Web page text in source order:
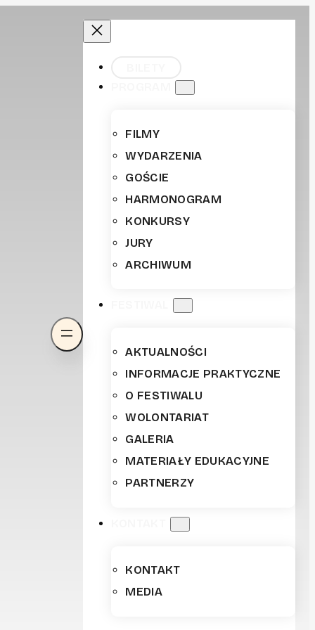
FILMY
WYDARZENIA
GOŚCIE
HARMONOGRAM
KONKURSY
JURY
ARCHIWUM
AKTUALNOŚCI
INFORMACJE PRAKTYCZNE
O FESTIWALU
WOLONTARIAT
GALERIA
MATERIAŁY EDUKACYJNE
PARTNERZY
KONTAKT
MEDIA